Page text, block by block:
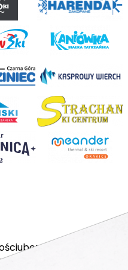
ubezpieczenia